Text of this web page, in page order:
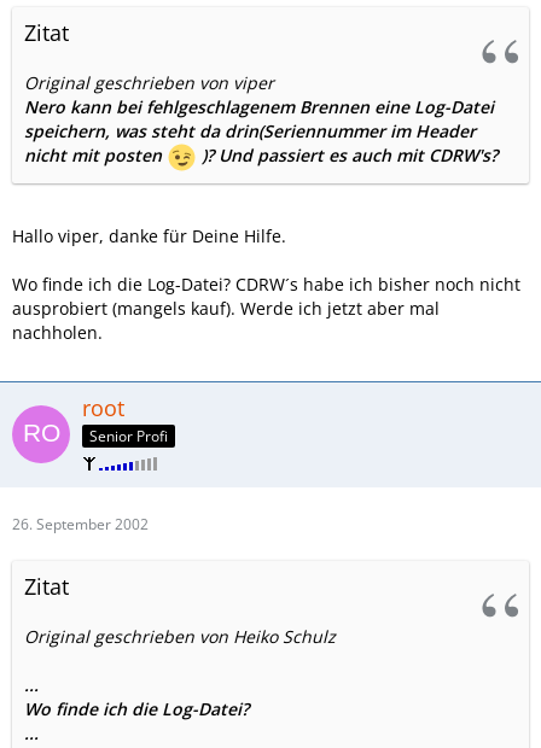
Zitat
Original geschrieben von viper
Nero kann bei fehlgeschlagenem Brennen eine Log-Datei
speichern, was steht da drin(Seriennummer im Header
nicht mit posten
)? Und passiert es auch mit CDRW's?
Hallo viper, danke für Deine Hilfe.
Wo finde ich die Log-Datei? CDRW´s habe ich bisher noch nicht
ausprobiert (mangels kauf). Werde ich jetzt aber mal
nachholen.
root
Senior Profi
26. September 2002
Zitat
Original geschrieben von Heiko Schulz
...
Wo finde ich die Log-Datei?
...